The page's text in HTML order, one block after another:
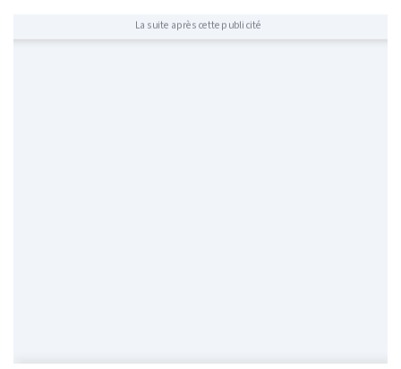
La suite après cette publicité